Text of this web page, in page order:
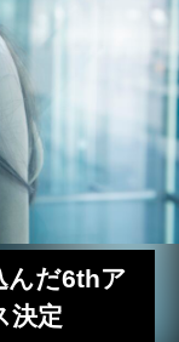
んだ6thア
決定